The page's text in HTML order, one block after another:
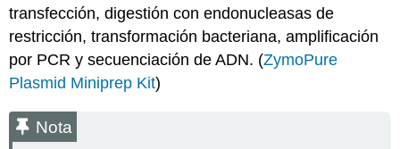
Nota
Protocolo:
de
tener
los
reactivos
transfección, digestión con endonucleasas de
restricción, transformación bacteriana, amplificación
por PCR y secuenciación de ADN. (ZymoPure
Plasmid Miniprep Kit)
Nota